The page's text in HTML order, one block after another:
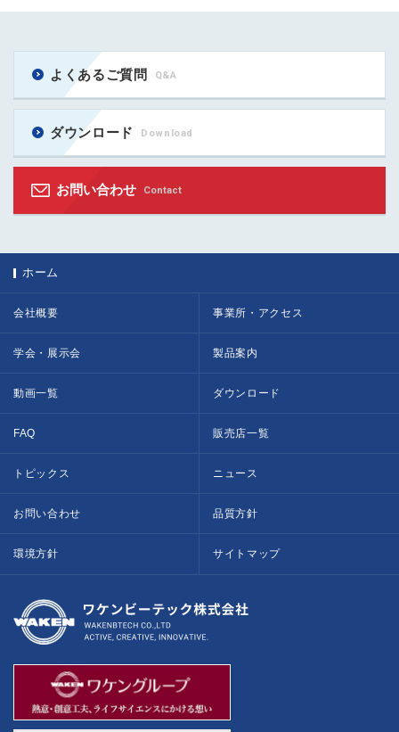
よくあるご質問 Q&A
ダウンロード Download
お問い合わせ Contact
ホーム
会社概要 事業所・アクセス
学会・展示会 製品案内
動画一覧 ダウンロード
FAQ 販売店一覧
トピックス ニュース
お問い合わせ 品質方針
環境方針 サイトマップ